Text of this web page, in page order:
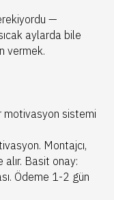
—
aylarda bile
vermek.
motivasyon sistemi
Montajcı,
Basit onay:
Ödeme 1-2 gün